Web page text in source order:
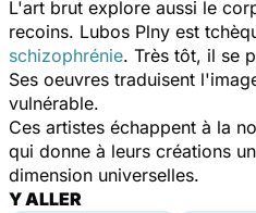
L'art brut explore aussi le
recoins. Lubos Plny est
schizophrénie. Très tôt, il se
Ses oeuvres traduisent
vulnérable.
Ces artistes échappent à la
qui donne à leurs créations
dimension universelles.
Y ALLER